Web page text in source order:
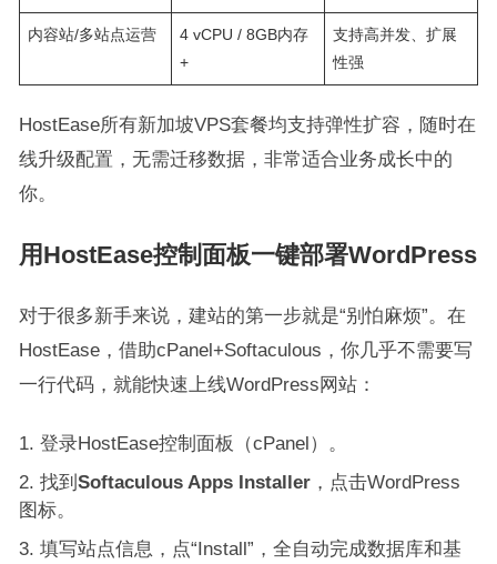
内容站/多站点运营
4 vCPU / 8GB内存
+
支持高并发、扩展
性强
HostEase所有新加坡VPS套餐均支持弹性扩容，随时在
线升级配置，无需迁移数据，非常适合业务成长中的
你。
用HostEase控制面板一键部署WordPress
对于很多新手来说，建站的第一步就是“别怕麻烦”。在
HostEase，借助cPanel+Softaculous，你几乎不需要写
一行代码，就能快速上线WordPress网站：
登录HostEase控制面板（cPanel）。
找到 Softaculous Apps Installer，点击WordPress
图标。
填写站点信息，点“Install”，全自动完成数据库和基